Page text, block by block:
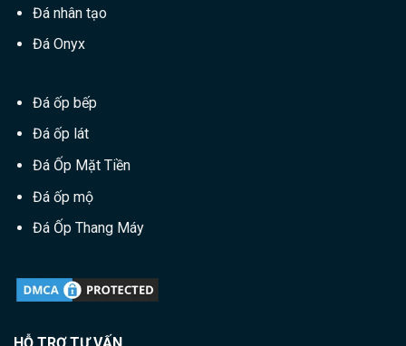
Đá nhân tạo
Đá Onyx
Đá ốp bếp
Đá ốp lát
Đá Ốp Mặt Tiền
Đá ốp mộ
Đá Ốp Thang Máy